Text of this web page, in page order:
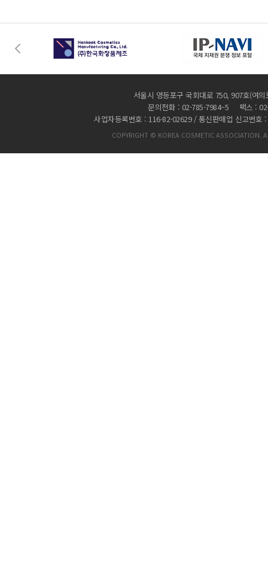
서울시 영등포구 국회대로 750, 907호(여
문의전화 : 02-785-7984~5 팩스 :
사업자등록번호 : 116-82-02629 / 통신판매업 신고번호
COPYRIGHT © KOREA COSMETIC ASSOCIATION.